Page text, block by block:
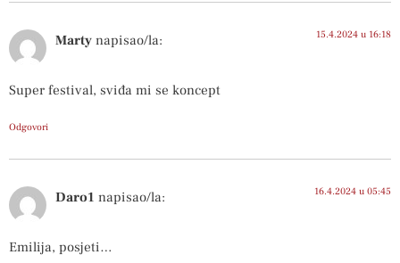
Marty napisao/la: 15.4.2024 u 16:18
Super festival, sviđa mi se koncept
Odgovori
Daro1 napisao/la: 16.4.2024 u 05:45
Emilija, posjeti…